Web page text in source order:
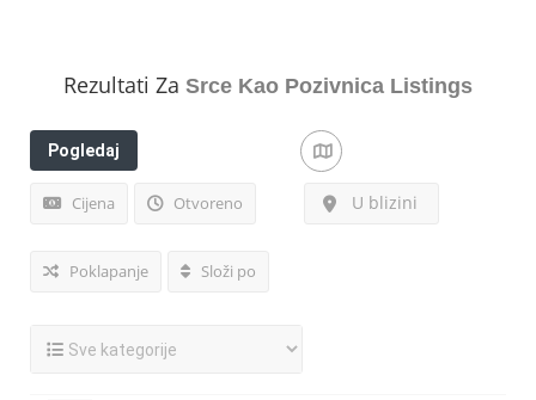
Rezultati Za Srce Kao Pozivnica Listings
Pogledaj
Cijena Otvoreno U blizini
Poklapanje Složi po